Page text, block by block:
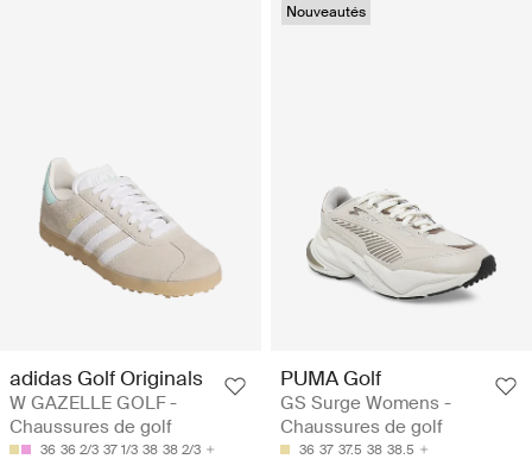
adidas Golf Originals
W GAZELLE GOLF -
Chaussures de golf
36 36 2/3 37 1/3 38 38 2/3
Nouveautés
PUMA Golf
GS Surge Womens -
Chaussures de golf
36 37 37.5 38 38.5